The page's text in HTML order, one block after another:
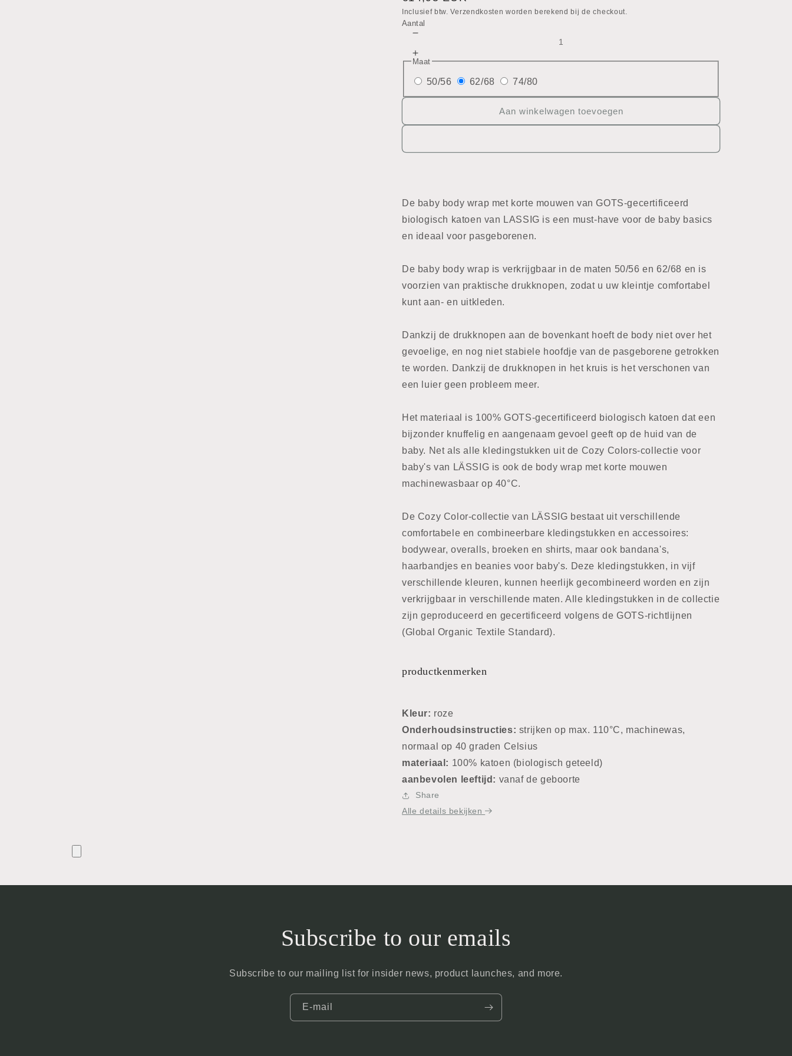
prijs
Inclusief btw. Verzendkosten worden berekend bij de checkout.
Aantal
verlagen
voor
Body
Aantal
voor
Body
Maat
50/56 62/68 74/80
Aan winkelwagen toevoegen
De baby body wrap met korte mouwen van GOTS-gecertificeerd
biologisch katoen van LASSIG is een must-have voor de baby basics
en ideaal voor pasgeborenen.
De baby body wrap is verkrijgbaar in de maten 50/56 en 62/68 en is
voorzien van praktische drukknopen, zodat u uw kleintje comfortabel
kunt aan- en uitkleden.
Dankzij de drukknopen aan de bovenkant hoeft de body niet over het
gevoelige, en nog niet stabiele hoofdje van de pasgeborene getrokken
te worden. Dankzij de drukknopen in het kruis is het verschonen van
een luier geen probleem meer.
Het materiaal is 100% GOTS-gecertificeerd biologisch katoen dat een
bijzonder knuffelig en aangenaam gevoel geeft op de huid van de
baby. Net als alle kledingstukken uit de Cozy Colors-collectie voor
baby's van LÄSSIG is ook de body wrap met korte mouwen
machinewasbaar op 40°C.
De Cozy Color-collectie van LÄSSIG bestaat uit verschillende
comfortabele en combineerbare kledingstukken en accessoires:
bodywear, overalls, broeken en shirts, maar ook bandana's,
haarbandjes en beanies voor baby's. Deze kledingstukken, in vijf
verschillende kleuren, kunnen heerlijk gecombineerd worden en zijn
verkrijgbaar in verschillende maten. Alle kledingstukken in de collectie
zijn geproduceerd en gecertificeerd volgens de GOTS-richtlijnen
(Global Organic Textile Standard).
productkenmerken
Kleur: roze
Onderhoudsinstructies: strijken op max. 110°C, machinewas,
normaal op 40 graden Celsius
materiaal: 100% katoen (biologisch geteeld)
aanbevolen leeftijd: vanaf de geboorte
Share
Alle details bekijken
Subscribe to our emails
Subscribe to our mailing list for insider news, product launches, and more.
E‑mail